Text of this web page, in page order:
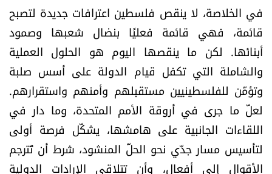
في الخلاصة، لا ينقص فلسطين اعترافات جديدة لتصبح
قائمة، فهي قائمة فعليًا بنضال شعبها وصمود
أبنائها. لكن ما ينقصها اليوم هو الحلول العملية
والشاملة التي تكفل قيام الدولة على أسس صلبة
وتؤمّن للفلسطينيين مستقبلهم وأمنهم واستقرارهم.
لعلّ ما جرى في أروقة الأمم المتحدة، وما دار في
اللقاءات الجانبية على هامشها، يشكّل فرصة أولى
لتأسيس مسار جدّي نحو الحلّ المنشود، شرط أن تُترجم
الأقوال إلى أفعال، وأن تتلاقى الإرادات الدولية